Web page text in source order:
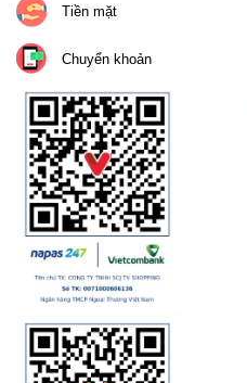
Tiền mặt
Chuyển khoản